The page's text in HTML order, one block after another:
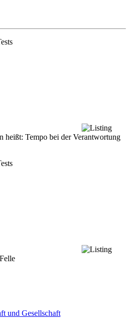
heißt: Tempo bei der Verantwortung
und Gesellschaft